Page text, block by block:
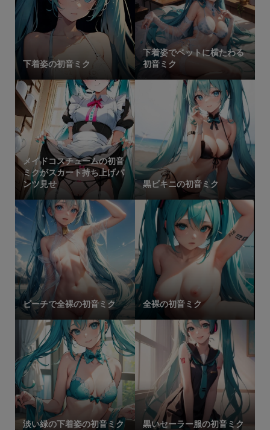
下着姿の初音ミク
下着姿でベットに横たわる
初音ミク
メイドコスチュームの初音
ミクがスカート持ち上げパ
ンツ見せ
黒ビキニの初音ミク
ビーチで全裸の初音ミク 全裸の初音ミク
淡い緑の下着姿の初音ミク 黒いセーラー服の初音ミク